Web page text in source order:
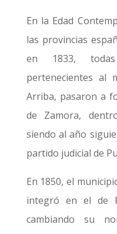
En la Edad
las provincias
en 1833,
pertenecientes al
Arriba, pasaron a
de Zamora,
siendo al año
partido judicial de
En 1850, el
integró en el de
cambiando su